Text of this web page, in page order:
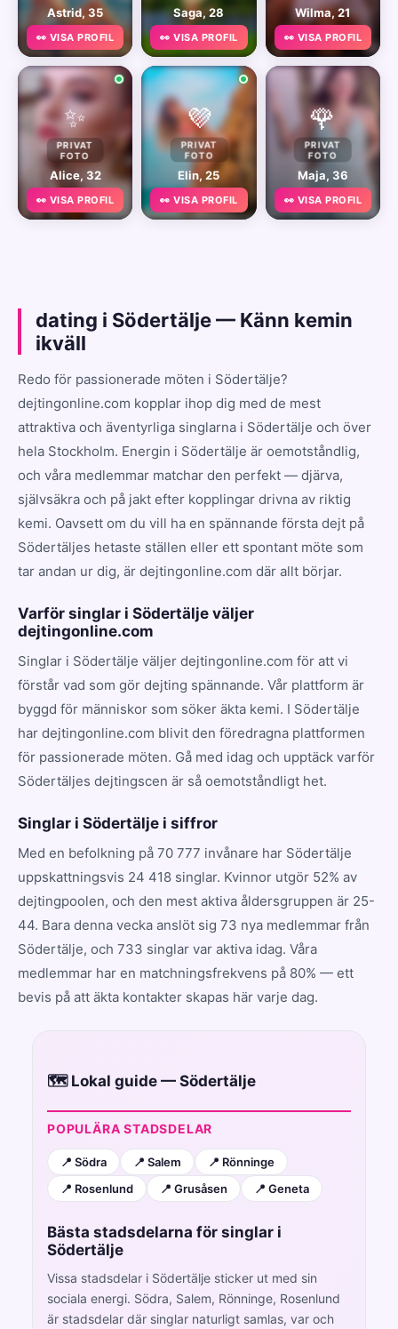
Astrid, 35
👀 VISA PROFIL
Saga, 28
👀 VISA PROFIL
Wilma, 21
👀 VISA PROFIL
✨
PRIVAT
FOTO
Alice, 32
👀 VISA PROFIL
💜
PRIVAT
FOTO
Elin, 25
👀 VISA PROFIL
🌹
PRIVAT
FOTO
Maja, 36
👀 VISA PROFIL
dating i Södertälje — Känn kemin
ikväll
Redo för passionerade möten i Södertälje?
dejtingonline.com kopplar ihop dig med de mest
attraktiva och äventyrliga singlarna i Södertälje och över
hela Stockholm. Energin i Södertälje är oemotståndlig,
och våra medlemmar matchar den perfekt — djärva,
självsäkra och på jakt efter kopplingar drivna av riktig
kemi. Oavsett om du vill ha en spännande första dejt på
Södertäljes hetaste ställen eller ett spontant möte som
tar andan ur dig, är dejtingonline.com där allt börjar.
Varför singlar i Södertälje väljer
dejtingonline.com
Singlar i Södertälje väljer dejtingonline.com för att vi
förstår vad som gör dejting spännande. Vår plattform är
byggd för människor som söker äkta kemi. I Södertälje
har dejtingonline.com blivit den föredragna plattformen
för passionerade möten. Gå med idag och upptäck varför
Södertäljes dejtingscen är så oemotståndligt het.
Singlar i Södertälje i siffror
Med en befolkning på 70 777 invånare har Södertälje
uppskattningsvis 24 418 singlar. Kvinnor utgör 52% av
dejtingpoolen, och den mest aktiva åldersgruppen är 25-
44. Bara denna vecka anslöt sig 73 nya medlemmar från
Södertälje, och 733 singlar var aktiva idag. Våra
medlemmar har en matchningsfrekvens på 80% — ett
bevis på att äkta kontakter skapas här varje dag.
🗺️ Lokal guide — Södertälje
POPULÄRA STADSDELAR
📍 Södra 📍 Salem
📍 Rönninge
📍 Rosenlund
📍 Grusåsen 📍 Geneta
Bästa stadsdelarna för singlar i
Södertälje
Vissa stadsdelar i Södertälje sticker ut med sin
sociala energi. Södra, Salem, Rönninge, Rosenlund
är stadsdelar där singlar naturligt samlas, var och